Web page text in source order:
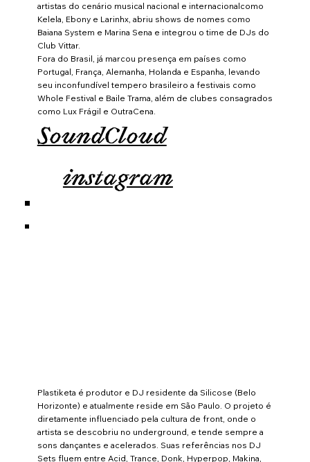
artistas do cenário musical nacional e internacionalcomo
Kelela, Ebony e Larinhx, abriu shows de nomes como
Baiana System e Marina Sena e integrou o time de DJs do
Club Vittar.
Fora do Brasil, já marcou presença em países como
Portugal, França, Alemanha, Holanda e Espanha, levando
seu inconfundível tempero brasileiro a festivais como
Whole Festival e Baile Trama, além de clubes consagrados
como Lux Frágil e OutraCena.
SoundCloud
instagram
Plastiketa é produtor e DJ residente da Silicose (Belo
Horizonte) e atualmente reside em São Paulo. O projeto é
diretamente influenciado pela cultura de front, onde o
artista se descobriu no underground, e tende sempre a
sons dançantes e acelerados. Suas referências nos DJ
Sets fluem entre Acid, Trance, Donk, Hyperpop, Makina,